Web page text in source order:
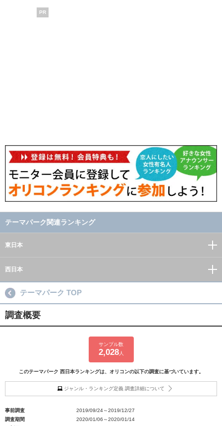
PR
テーマパーク関連ランキング
東日本
西日本
テーマパーク TOP
調査概要
サンプル数
2,028人
このテーマパーク 西日本ランキングは、オリコンの以下の調査に基づいています。
ジャンル・ランキング定義 調査詳細について
事前調査
2019/09/24～2019/12/27
調査期間
2020/01/06～2020/01/14